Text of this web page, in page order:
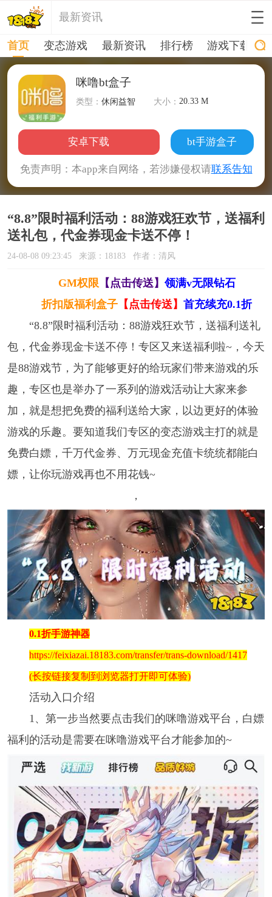
最新资讯
首页 变态游戏 最新资讯 排行榜 游戏下载
咪噜bt盒子
类型：休闲益智 大小：20.33 M
安卓下载 bt手游盒子
免责声明：本app来自网络，若涉嫌侵权请联系告知
“8.8”限时福利活动：88游戏狂欢节，送福利
送礼包，代金券现金卡送不停！
24-08-08 09:23:45 来源：18183 作者：清风
GM权限 【点击传送】 领满v无限钻石
折扣版福利盒子 【点击传送】首充续充0.1折
“8.8”限时福利活动：88游戏狂欢节，送福利送礼
包，代金券现金卡送不停！专区又来送福利啦~，今天
是88游戏节，为了能够更好的给玩家们带来游戏的乐
趣，专区也是举办了一系列的游戏活动让大家来参
加，就是想把免费的福利送给大家，以边更好的体验
游戏的乐趣。要知道我们专区的变态游戏主打的就是
免费白嫖，千万代金券、万元现金充值卡统统都能白
嫖，让你玩游戏再也不用花钱~
，
0.1折手游神器
https://feixiazai.18183.com/transfer/trans-download/1417
(长按链接复制到浏览器打开即可体验)
活动入口介绍
1、第一步当然要点击我们的咪噜游戏平台，白嫖
福利的活动是需要在咪噜游戏平台才能参加的~